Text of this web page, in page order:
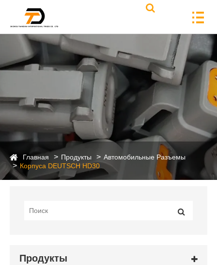
Главная Продукты
Автомобильные Разъемы
Корпуса DEUTSCH HD30
Продукты